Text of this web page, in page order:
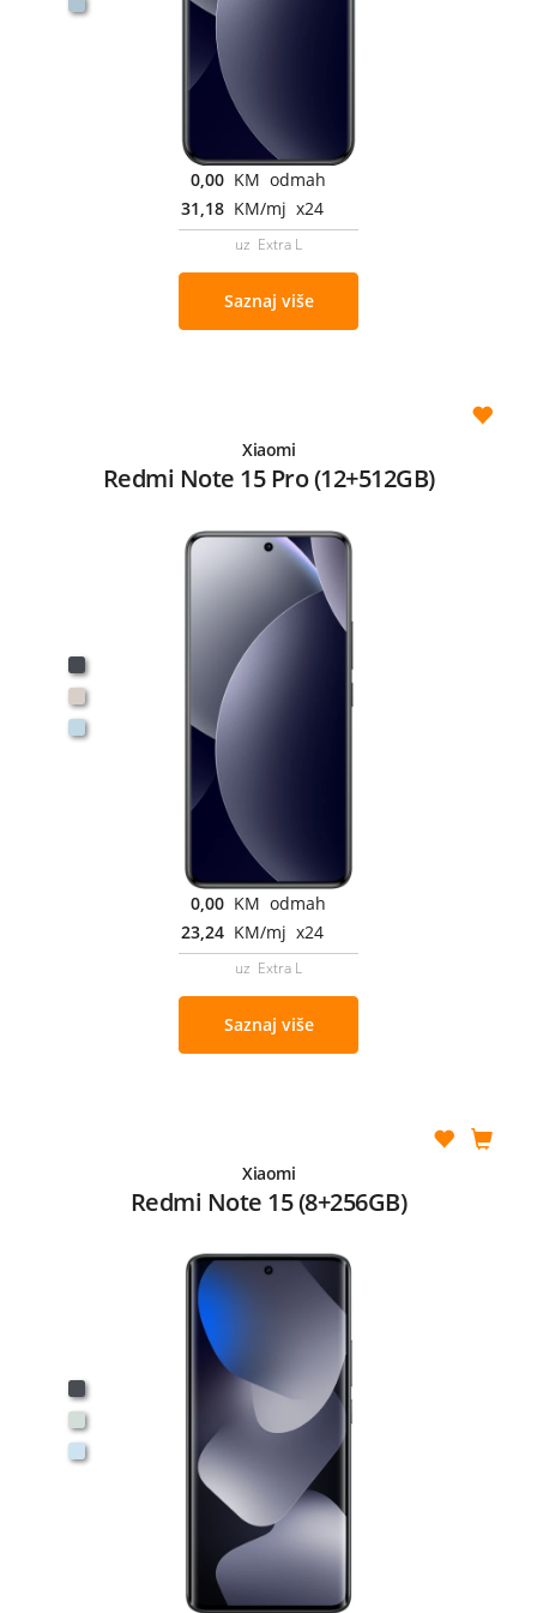
0,00 KM odmah
31,18 KM/mj x24
uz Extra L
Saznaj više
Xiaomi
Redmi Note 15 Pro (12+512GB)
0,00 KM odmah
23,24 KM/mj x24
uz Extra L
Saznaj više
Xiaomi
Redmi Note 15 (8+256GB)